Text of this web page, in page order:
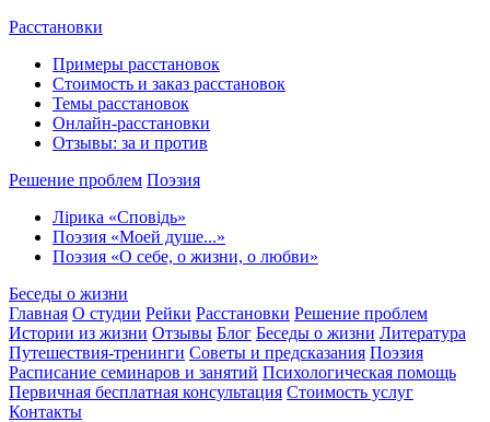
Расстановки
Примеры расстановок
Стоимость и заказ расстановок
Темы расстановок
Онлайн-расстановки
Отзывы: за и против
Решение проблем Поэзия
Лірика «Сповідь»
Поэзия «Моей душе...»
Поэзия «О себе, о жизни, о любви»
Беседы о жизни
Главная О студии Рейки Расстановки Решение проблем
Истории из жизни Отзывы Блог Беседы о жизни Литература
Путешествия-тренинги Советы и предсказания Поэзия
Расписание семинаров и занятий Психологическая помощь
Первичная бесплатная консультация Стоимость услуг
Контакты